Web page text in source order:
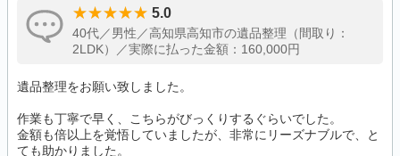
5.0
40代／男性／高知県高知市の遺品整理（間取り：
2LDK）／実際に払った金額：160,000円
遺品整理をお願い致しました。
作業も丁寧で早く、こちらがびっくりするぐらいでした。
金額も倍以上を覚悟していましたが、非常にリーズナブルで、と
ても助かりました。